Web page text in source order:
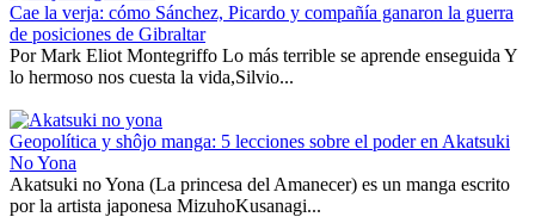
Cae la verja: cómo Sánchez, Picardo y compañía ganaron la guerra
de posiciones de Gibraltar
Por Mark Eliot Montegriffo Lo más terrible se aprende enseguida Y
lo hermoso nos cuesta la vida,Silvio...
Geopolítica y shôjo manga: 5 lecciones sobre el poder en Akatsuki
No Yona
Akatsuki no Yona (La princesa del Amanecer) es un manga escrito
por la artista japonesa MizuhoKusanagi...